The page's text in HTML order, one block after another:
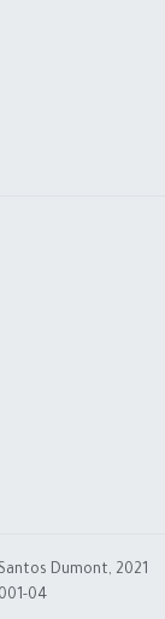
Dumont, 2021
04